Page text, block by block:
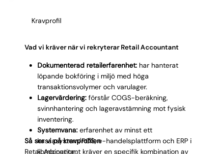
Kravprofil
Vad vi kräver när vi rekryterar Retail Accountant
Dokumenterad retailerfarenhet:har hanterat
löpande bokföring i miljö med höga
transaktionsvolymer och varulager.
Lagervärdering:förstår COGS-beräkning,
svinnhantering och lageravstämning mot fysisk
inventering.
Systemvana:erfarenhet av minst ett
kassasystem/POS, e-handelsplattform och ERP i
kombination.
Så ser vi på kravprofilen
Retail Accountant kräver en specifik kombination av